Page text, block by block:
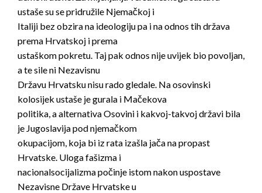
ustaše su se pridružile Njemačkoj i
Italiji bez obzira na ideologiju pa i na odnos tih država
prema Hrvatskoj i prema
ustaškom pokretu. Taj pak odnos nije uvijek bio povoljan,
a te sile ni Nezavisnu
Državu Hrvatsku nisu rado gledale. Na osovinski
kolosijek ustaše je gurala i Mačekova
politika, a alternativa Osovini i kakvoj-takvoj državi bila
je Jugoslavija pod njemačkom
okupacijom, koja bi iz rata izašla jača na propast
Hrvatske. Uloga fašizma i
nacionalsocijalizma počinje istom nakon uspostave
Nezavisne Države Hrvatske u